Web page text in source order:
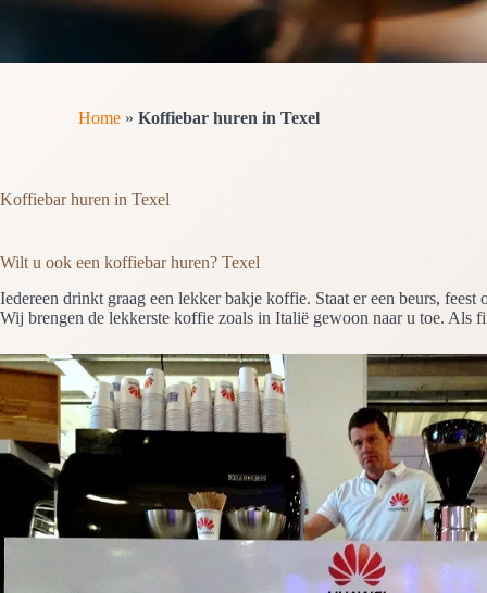
Home» Koffiebar huren in Texel
Koffiebar huren in Texel
Wilt u ook een koffiebar huren? Texel
Iedereen drinkt graag een lekker bakje koffie. Staat er een beurs,
Wij brengen de lekkerste koffie zoals in Italië gewoon naar u toe. Als